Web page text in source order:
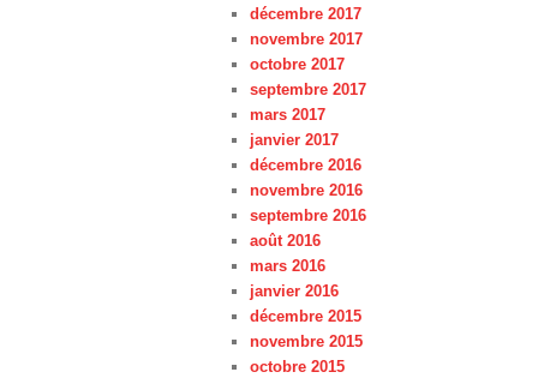
décembre 2017
novembre 2017
octobre 2017
septembre 2017
mars 2017
janvier 2017
décembre 2016
novembre 2016
septembre 2016
août 2016
mars 2016
janvier 2016
décembre 2015
novembre 2015
octobre 2015